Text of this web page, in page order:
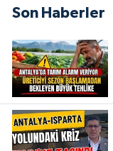
Son Haberler